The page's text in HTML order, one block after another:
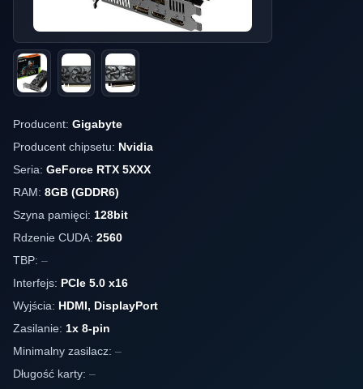
Producent: Gigabyte
Producent chipsetu: Nvidia
Seria: GeForce RTX 5XXX
RAM: 8GB (GDDR6)
Szyna pamięci: 128bit
Rdzenie CUDA: 2560
TBP: –
Interfejs: PCIe 5.0 x16
Wyjścia: HDMI, DisplayPort
Zasilanie: 1x 8-pin
Minimalny zasilacz: –
Długość karty: –